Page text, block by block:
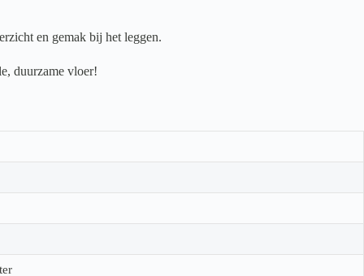
en gemak bij het leggen.
duurzame vloer!